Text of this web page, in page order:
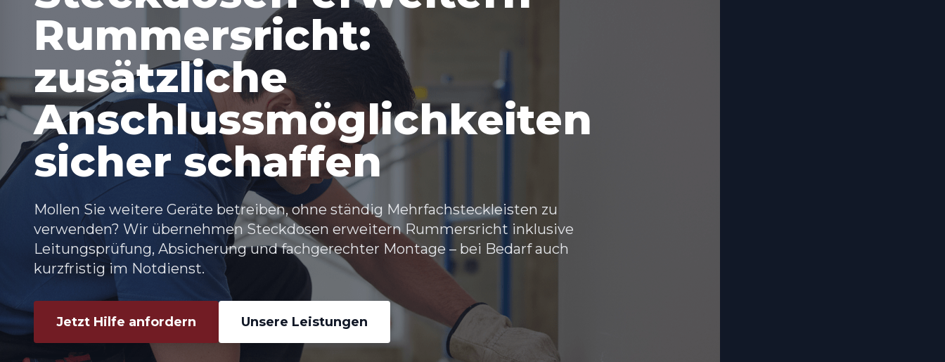
Rummersricht:
zusätzliche
Anschlussmöglichkeiten
sicher schaffen
Mollen Sie weitere Geräte betreiben, ohne ständig Mehrfachsteckleisten zu
verwenden? Wir übernehmen Steckdosen erweitern Rummersricht inklusive
Leitungsprüfung, Absicherung und fachgerechter Montage – bei Bedarf auch
kurzfristig im Notdienst.
Jetzt Hilfe anfordern Unsere Leistungen